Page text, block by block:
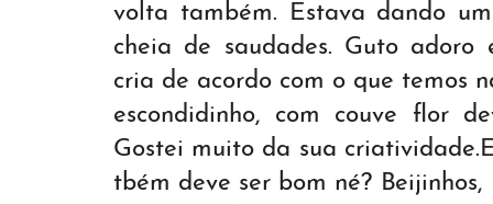
volta também. Estava dando
cheia de saudades. Guto adoro
cria de acordo com o que temos
escondidinho, com couve flor
Gostei muito da sua
tbém deve ser bom né?